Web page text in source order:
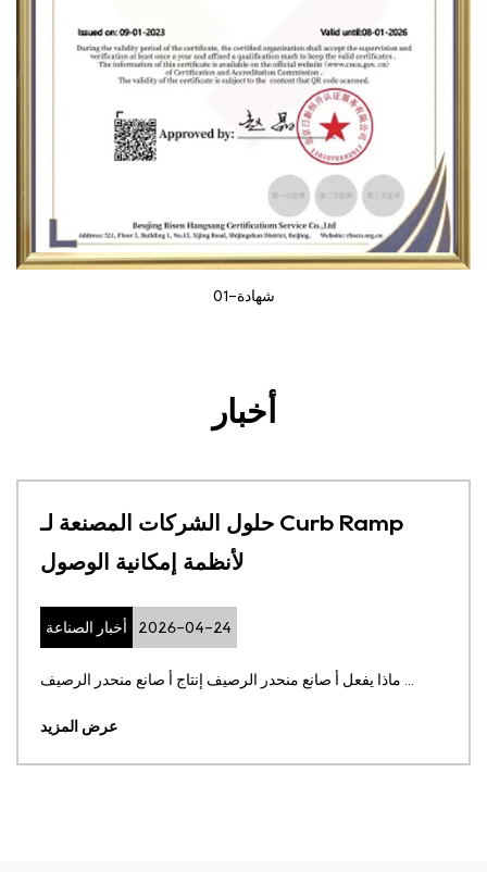
شهادة-01
أخبار
حلول الشركات المصنعة لـ Curb Ramp
لأنظمة إمكانية الوصول
أخبار الصناعة 2026-04-24
عرض المزيد